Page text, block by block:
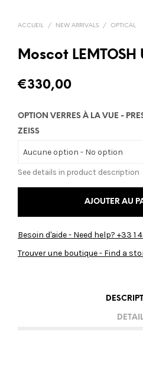
ACCUEIL / NEW ARRIVALS / OPTICAL
Moscot
€330,00
OPTION VERRES À LA VUE -
ZEISS
See details in product description
AJOUTER AU
Besoin d'aide - Need help? +33 1
Trouver une boutique - Find a